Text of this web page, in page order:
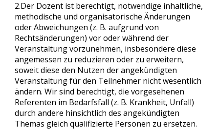
2.Der Dozent ist berechtigt, notwendige inhaltliche,
methodische und organisatorische Änderungen
oder Abweichungen (z. B. aufgrund von
Rechtsänderungen) vor oder während der
Veranstaltung vorzunehmen, insbesondere diese
angemessen zu reduzieren oder zu erweitern,
soweit diese den Nutzen der angekündigten
Veranstaltung für den Teilnehmer nicht wesentlich
ändern. Wir sind berechtigt, die vorgesehenen
Referenten im Bedarfsfall (z. B. Krankheit, Unfall)
durch andere hinsichtlich des angekündigten
Themas gleich qualifizierte Personen zu ersetzen.